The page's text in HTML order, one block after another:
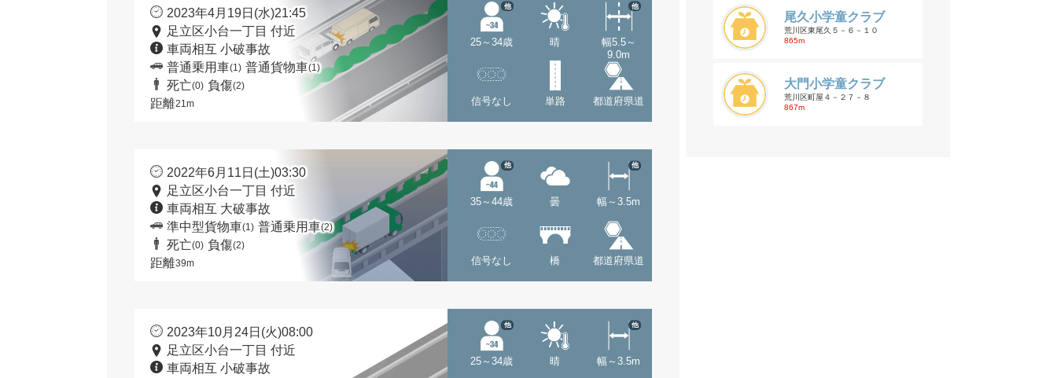
2023年4月19日(水)21:45
足立区小台一丁目 付近
車両相互 小破事故
普通乗用車(1) 普通貨物車(1)
死亡(0) 負傷(2)
距離21m
25～34歳
他
晴
幅5.5～
9.0m
他
信号なし 単路 都道府県道
2022年6月11日(土)03:30
足立区小台一丁目 付近
車両相互 大破事故
準中型貨物車(1) 普通乗用車(2)
死亡(0) 負傷(2)
距離39m
35～44歳
他
曇 幅～3.5m
他
信号なし 橋 都道府県道
2023年10月24日(火)08:00
足立区小台一丁目 付近
車両相互 小破事故
25～34歳
他
晴 幅～3.5m
他
尾久小学童クラブ
荒川区東尾久５－６－１０
865m
大門小学童クラブ
荒川区町屋４－２７－８
867m